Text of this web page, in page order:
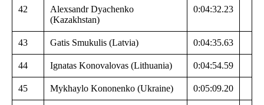
42
Alexsandr Dyachenko
(Kazakhstan)
0:04:32.23
43 Gatis Smukulis (Latvia) 0:04:35.63
44 Ignatas Konovalovas (Lithuania) 0:04:54.59
45 Mykhaylo Kononenko (Ukraine) 0:05:09.20